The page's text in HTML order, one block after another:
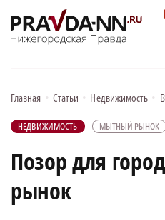
Главная • Статьи • Недвижимость •
НЕДВИЖИМОСТЬ МЫТНЫЙ РЫНОК
Позор для
рынок